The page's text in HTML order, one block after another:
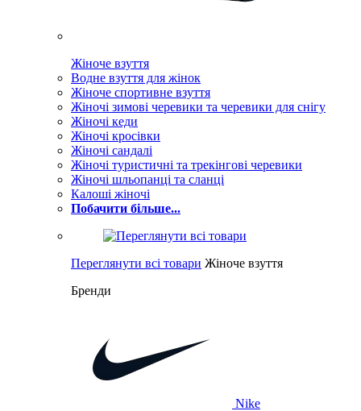
Жіноче взуття
Водне взуття для жінок
Жіноче спортивне взуття
Жіночі зимові черевики та черевики для снігу
Жіночі кеди
Жіночі кросівки
Жіночі сандалі
Жіночі туристичні та трекінгові черевики
Жіночі шльопанці та сланці
Калоші жіночі
Побачити більше...
Переглянути всі товари Жіноче взуття
Бренди
Nike